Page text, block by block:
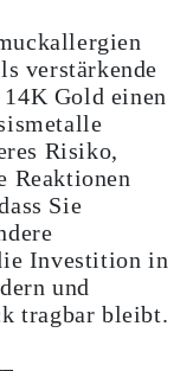
verstärkende
Gold einen
Risiko,
Reaktionen
Sie
Investition in
und
tragbar bleibt.